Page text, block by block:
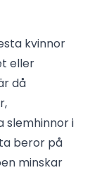
kvinnor
eller
då
slemhinnor i
beror på
minskar